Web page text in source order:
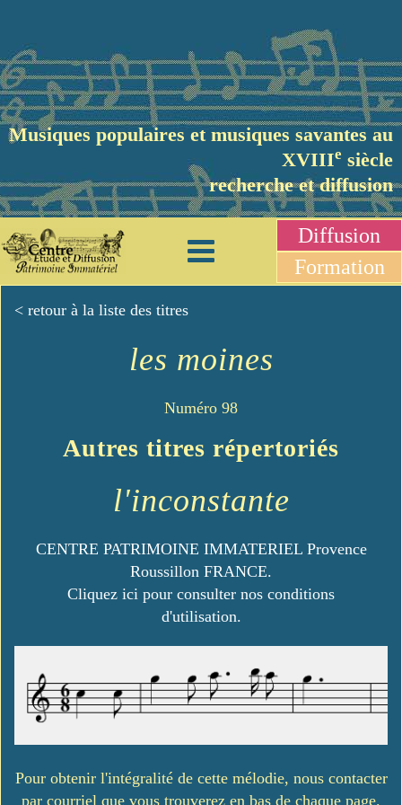
Musiques populaires et musiques savantes au
XVIIIe siècle
recherche et diffusion
Diffusion
Formation
< retour à la liste des titres
les moines
Numéro 98
Autres titres répertoriés
l'inconstante
CENTRE PATRIMOINE IMMATERIEL Provence
Roussillon FRANCE.
Cliquez ici pour consulter nos conditions
d'utilisation.
Pour obtenir l'intégralité de cette mélodie, nous contacter
par courriel que vous trouverez en bas de chaque page.